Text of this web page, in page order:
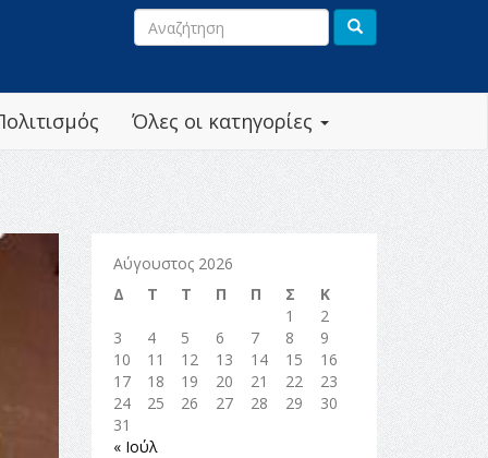
Όλες οι κατηγορίες
Αύγουστος 2026
Δ
Τ Τ Π Π Σ
Κ
1
2
3
4 5 6 7 8
9
10
11 12 13 14 15
16
17
18 19 20 21 22
23
24
25 26 27 28 29
30
31
« Ιούλ